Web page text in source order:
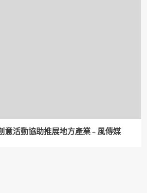
意活動協助推展地方產業 – 風傳媒